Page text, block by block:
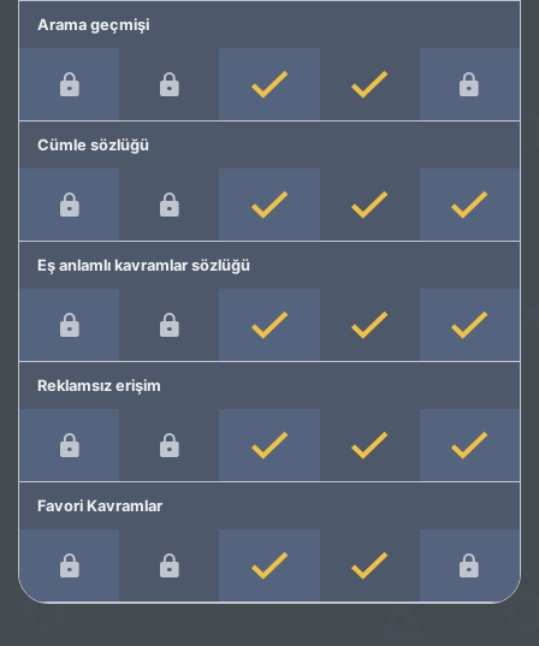
Arama geçmişi
Cümle sözlüğü
Eş anlamlı kavramlar sözlüğü
Reklamsız erişim
Favori Kavramlar